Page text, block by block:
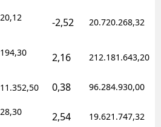
20,12 -2,52 20.720.268,32
194,30 2,16 212.181.643,20
11.352,50 0,38 96.284.930,00
28,30 2,54 19.621.747,32